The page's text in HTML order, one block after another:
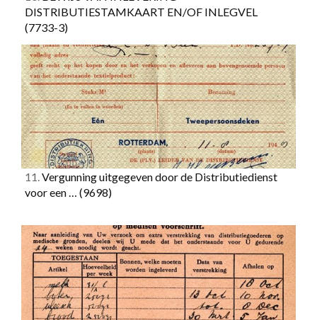
DISTRIBUTIESTAMKAART EN/OF INLEGVEL
(7733-3)
11.Vergunning uitgegeven door de Distributiedienst
voor een … (9698)